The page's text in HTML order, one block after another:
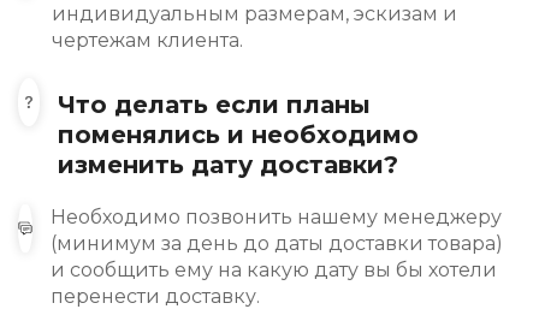
индивидуальным размерам, эскизам и
чертежам клиента.
Что делать если планы
поменялись и необходимо
изменить дату доставки?
Необходимо позвонить нашему менеджеру
(минимум за день до даты доставки товара)
и сообщить ему на какую дату вы бы хотели
перенести доставку.